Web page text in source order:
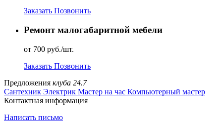
Заказать Позвонить
Ремонт малогабаритной мебели
от 700 руб./шт.
Заказать Позвонить
Предложения клуба 24.7
Сантехник Электрик Мастер на час Компьютерный мастер
Контактная информация
Написать письмо